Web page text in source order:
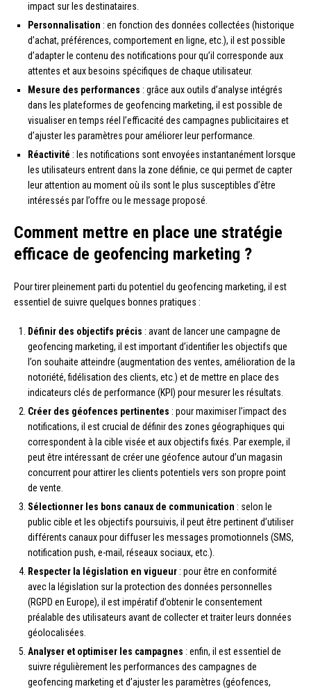
impact sur les destinataires.
Personnalisation : en fonction des données collectées (historique
d’achat, préférences, comportement en ligne, etc.), il est possible
d’adapter le contenu des notifications pour qu’il corresponde aux
attentes et aux besoins spécifiques de chaque utilisateur.
Mesure des performances : grâce aux outils d’analyse intégrés
dans les plateformes de geofencing marketing, il est possible de
visualiser en temps réel l’efficacité des campagnes publicitaires et
d’ajuster les paramètres pour améliorer leur performance.
Réactivité : les notifications sont envoyées instantanément lorsque
les utilisateurs entrent dans la zone définie, ce qui permet de capter
leur attention au moment où ils sont le plus susceptibles d’être
intéressés par l’offre ou le message proposé.
Comment mettre en place une stratégie
efficace de geofencing marketing ?
Pour tirer pleinement parti du potentiel du geofencing marketing, il est
essentiel de suivre quelques bonnes pratiques :
Définir des objectifs précis : avant de lancer une campagne de
geofencing marketing, il est important d’identifier les objectifs que
l’on souhaite atteindre (augmentation des ventes, amélioration de la
notoriété, fidélisation des clients, etc.) et de mettre en place des
indicateurs clés de performance (KPI) pour mesurer les résultats.
Créer des géofences pertinentes : pour maximiser l’impact des
notifications, il est crucial de définir des zones géographiques qui
correspondent à la cible visée et aux objectifs fixés. Par exemple, il
peut être intéressant de créer une géofence autour d’un magasin
concurrent pour attirer les clients potentiels vers son propre point
de vente.
Sélectionner les bons canaux de communication : selon le
public cible et les objectifs poursuivis, il peut être pertinent d’utiliser
différents canaux pour diffuser les messages promotionnels (SMS,
notification push, e-mail, réseaux sociaux, etc.).
Respecter la législation en vigueur : pour être en conformité
avec la législation sur la protection des données personnelles
(RGPD en Europe), il est impératif d’obtenir le consentement
préalable des utilisateurs avant de collecter et traiter leurs données
géolocalisées.
Analyser et optimiser les campagnes : enfin, il est essentiel de
suivre régulièrement les performances des campagnes de
geofencing marketing et d’ajuster les paramètres (géofences,